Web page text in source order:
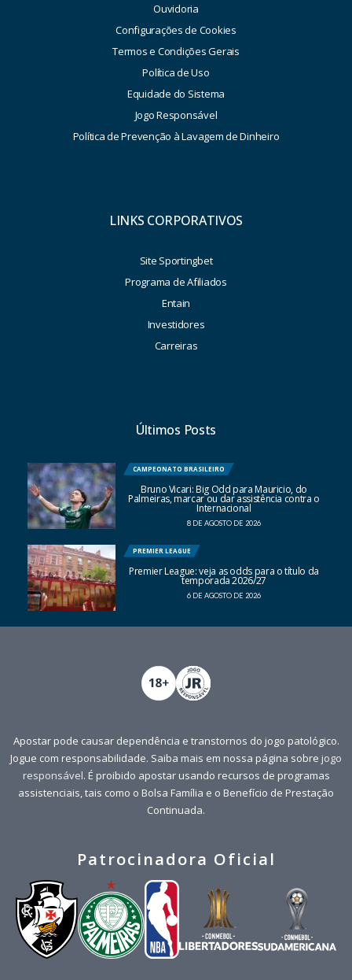
Ouvidoria
Configurações de Cookies
Termos e Condições Gerais
Política de Uso
Equidade do Sistema
Jogo Responsável
Política de Prevenção à Lavagem de Dinheiro
LINKS CORPORATIVOS
Site Sportingbet
Programa de Afiliados
Entain
Investidores
Carreiras
Últimos Posts
CAMPEONATO BRASILEIRO
Bruno Vicari: Big Odd para Mauricio, do
Palmeiras, marcar ou dar assistência contra o
Internacional
8 DE AGOSTO DE 2026
PREMIER LEAGUE
Premier League: veja as odds para o título da
temporada 2026/27
6 DE AGOSTO DE 2026
Apostar pode causar dependência e transtornos do jogo patológico.
Jogue com responsabilidade. Saiba mais em nossa página sobre jogo
responsável. É proibido apostar usando recursos de programas
assistenciais, tais como o Bolsa Família e o Benefício de Prestação
Continuada.
Patrocinadora Oficial